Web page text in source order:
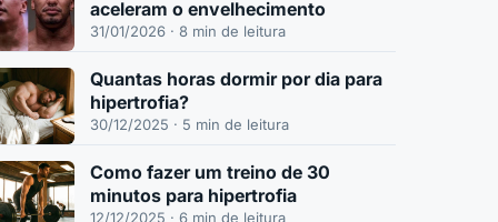
aceleram o envelhecimento
31/01/2026 · 8 min de leitura
Quantas horas dormir por dia para
hipertrofia?
30/12/2025 · 5 min de leitura
Como fazer um treino de 30
minutos para hipertrofia
12/12/2025 · 6 min de leitura